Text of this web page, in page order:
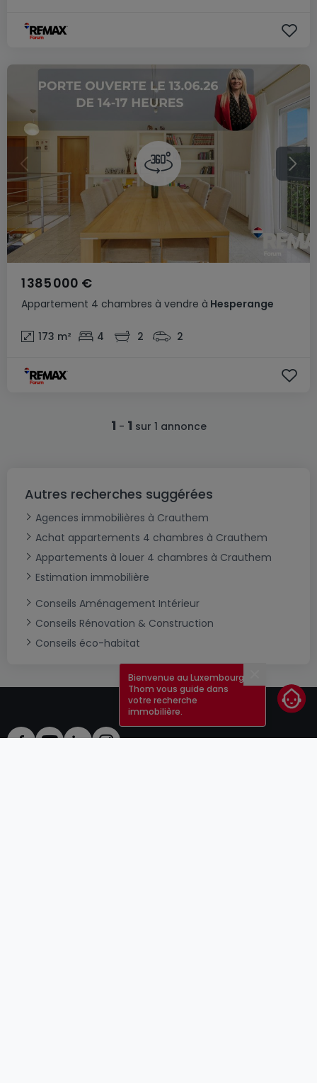
Appartement 4 chambres à vendre à Hesperange
1 385 000 €
173 m² 4 2 2
1 - 1 sur 1 annonce
Autres recherches suggérées
Agences immobilières à Crauthem
Achat appartements 4 chambres à Crauthem
Appartements à louer 4 chambres à Crauthem
Estimation immobilière
Conseils Aménagement Intérieur
Conseils Rénovation & Construction
Conseils éco-habitat
Fermer
Bienvenue au Luxembourg !
Thom vous guide dans
votre recherche
immobilière.